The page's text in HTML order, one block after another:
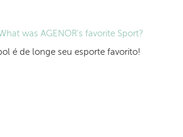
was AGENOR's favorite Sport?
é de longe seu esporte favorito!